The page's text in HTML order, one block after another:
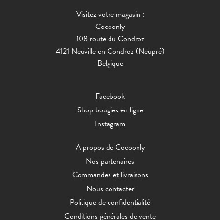
Visitez votre magasin :
Cocoonly
108 route du Condroz
4121 Neuville en Condroz (Neupré)
Belgique
Facebook
Shop bougies en ligne
Instagram
A propos de Cocoonly
Nos partenaires
Commandes et livraisons
Nous contacter
Politique de confidentialité
Conditions générales de vente